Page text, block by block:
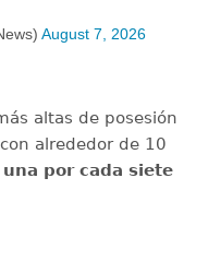
August 7, 2026
altas de posesión
alrededor de 10
una por cada siete